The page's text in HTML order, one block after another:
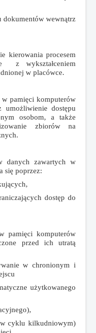
wewnątrz
kierowania procesem
z wykształceniem
w placówce.
pamięci komputerów
umożliwienie dostępu
osobom, a także
zbiorów na
danych zawartych w
się poprzez:
dostęp do
pamięci komputerów
przed ich utratą
chronionym i
użytkowanego
kilkudniowym)